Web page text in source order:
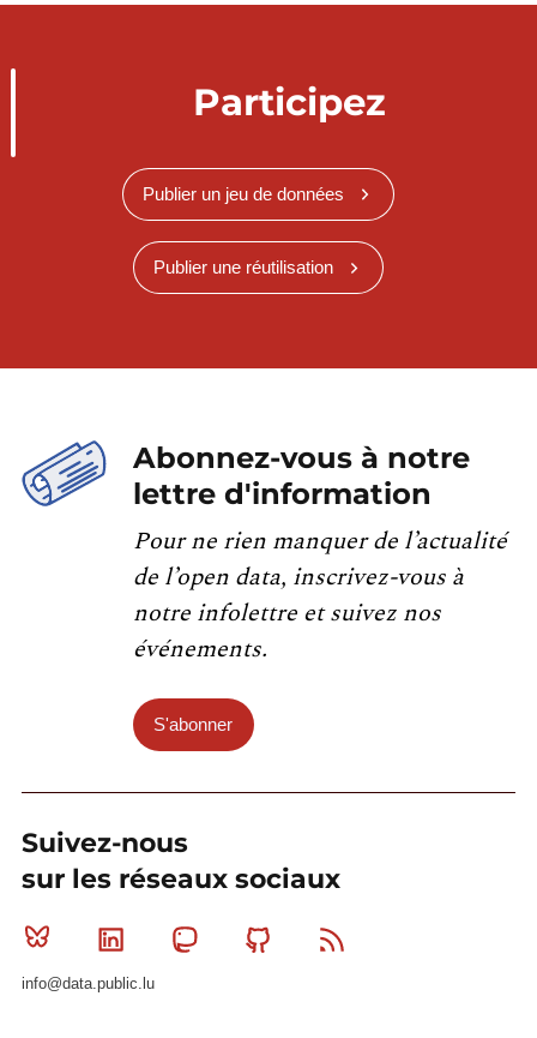
Participez
Publier un jeu de données
Publier une réutilisation
Abonnez-vous à notre
lettre d'information
Pour ne rien manquer de l’actualité
de l’open data, inscrivez-vous à
notre infolettre et suivez nos
événements.
S'abonner
Suivez-nous
sur les réseaux sociaux
Bluesky Linkedin MastodonGithub
info@data.public.lu